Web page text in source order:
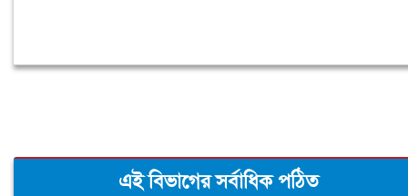
এই বিভাগের সর্বাধিক পঠিত